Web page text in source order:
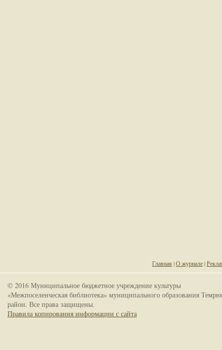
Главная |О журнале|
© 2016 Муниципальное бюджетное учреждение культуры
«Межпоселенческая библиотека» муниципального образования
район. Все права защищены.
Правила копирования информации с сайта